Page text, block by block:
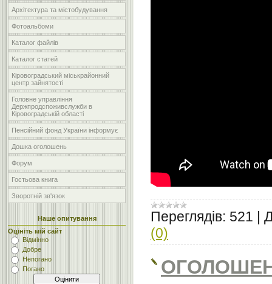
Архітектура та містобудування
Фотоальбоми
Каталог файлів
Каталог статей
Кіровоградський міськрайонний
центр зайнятості
Головне управління
Держпродспоживслужби в
Кіровоградській області
Пенсійний фонд України інформує
Дошка оголошень
Форум
Гостьова книга
Зворотній зв'язок
Наше опитування
Оцініть мій сайт
Відмінно
Добре
Непогано
Погано
Переглядів: 521 |
(0)